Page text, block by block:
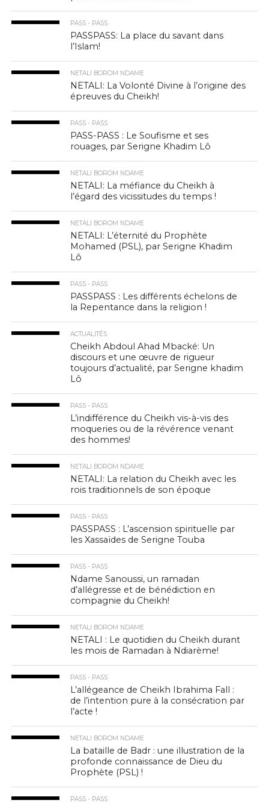
PASS - PASS
PASSPASS: La place du savant dans
l’Islam!
NETALI BOROM NDAME
NETALI: La Volonté Divine à l’origine des
épreuves du Cheikh!
PASS - PASS
PASS-PASS : Le Soufisme et ses
rouages, par Serigne Khadim Lô
NETALI BOROM NDAME
NETALI: La méfiance du Cheikh à
l’égard des vicissitudes du temps !
NETALI BOROM NDAME
NETALI: L’éternité du Prophète
Mohamed (PSL), par Serigne Khadim
Lô
PASS - PASS
PASSPASS : Les différents échelons de
la Repentance dans la religion !
ACTUALITÉS
Cheikh Abdoul Ahad Mbacké: Un
discours et une œuvre de rigueur
toujours d’actualité, par Serigne khadim
Lô
PASS - PASS
L’indifférence du Cheikh vis-à-vis des
moqueries ou de la révérence venant
des hommes!
NETALI BOROM NDAME
NETALI: La relation du Cheikh avec les
rois traditionnels de son époque
PASS - PASS
PASSPASS : L’ascension spirituelle par
les Xassaïdes de Serigne Touba
PASS - PASS
Ndame Sanoussi, un ramadan
d’allégresse et de bénédiction en
compagnie du Cheikh!
NETALI BOROM NDAME
NETALI : Le quotidien du Cheikh durant
les mois de Ramadan à Ndiarème!
PASS - PASS
L’allégeance de Cheikh Ibrahima Fall :
de l’intention pure à la consécration par
l’acte !
NETALI BOROM NDAME
La bataille de Badr : une illustration de la
profonde connaissance de Dieu du
Prophète (PSL) !
PASS - PASS